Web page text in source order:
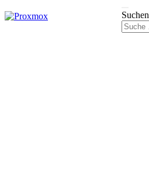
Suchen